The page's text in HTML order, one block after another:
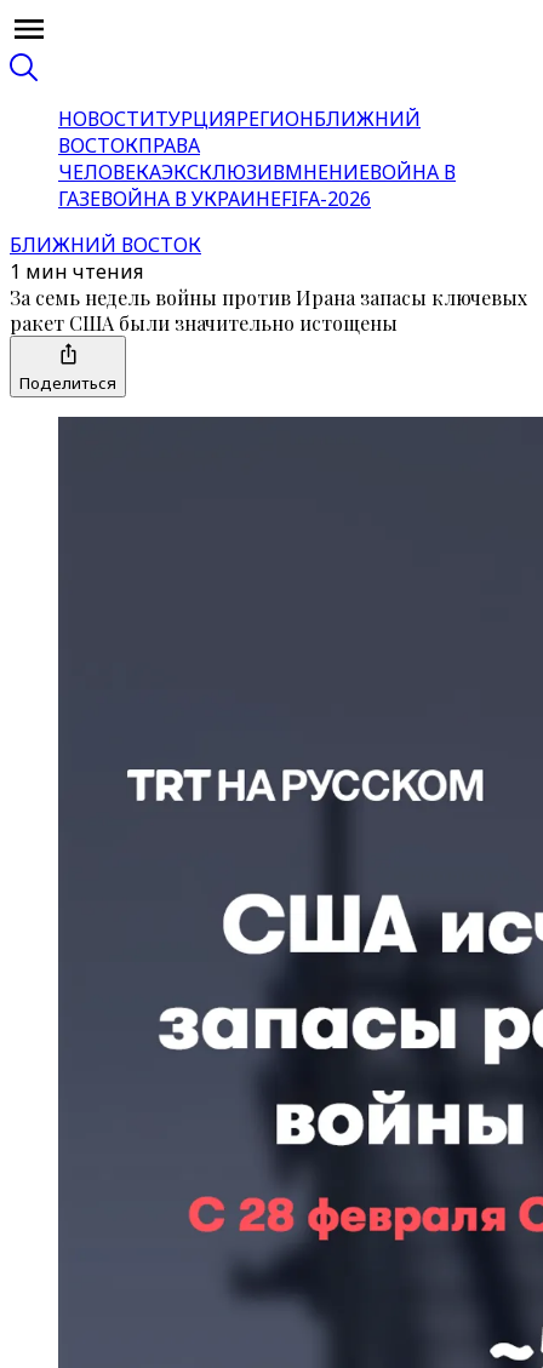
НОВОСТИТУРЦИЯРЕГИОНБЛИЖНИЙ
ВОСТОКПРАВА
ЧЕЛОВЕКАЭКСКЛЮЗИВМНЕНИЕВОЙНА В
ГАЗЕВОЙНА В УКРАИНЕFIFA-2026
БЛИЖНИЙ ВОСТОК
1 мин чтения
За семь недель войны против Ирана запасы ключевых
ракет США были значительно истощены
Поделиться